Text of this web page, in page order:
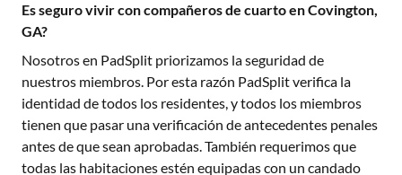
Es seguro vivir con compañeros de cuarto en Covington,
GA?
Nosotros en PadSplit priorizamos la seguridad de
nuestros miembros. Por esta razón PadSplit verifica la
identidad de todos los residentes, y todos los miembros
tienen que pasar una verificación de antecedentes penales
antes de que sean aprobadas. También requerimos que
todas las habitaciones estén equipadas con un candado